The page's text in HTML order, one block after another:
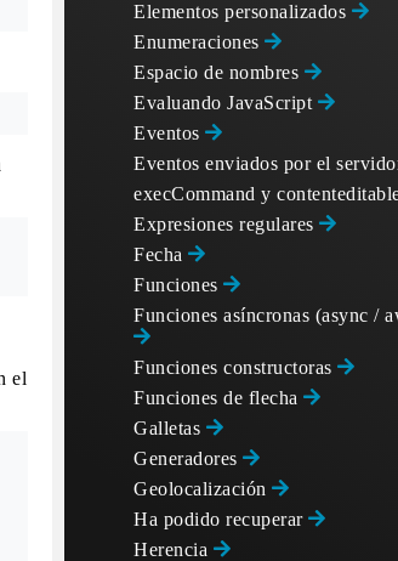
el
Elementos personalizados
Enumeraciones
Espacio de nombres
Evaluando JavaScript
Eventos
Eventos enviados por el
execCommand y
Expresiones regulares
Fecha
Funciones
Funciones asíncronas (async /
Funciones constructoras
Funciones de flecha
Galletas
Generadores
Geolocalización
Ha podido recuperar
Herencia